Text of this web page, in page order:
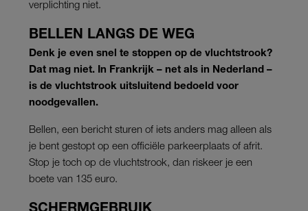
verplichting niet.
BELLEN LANGS DE WEG
Denk je even snel te stoppen op de vluchtstrook?
Dat mag niet. In Frankrijk – net als in Nederland –
is de vluchtstrook uitsluitend bedoeld voor
noodgevallen.
Bellen, een bericht sturen of iets anders mag alleen als
je bent gestopt op een officiële parkeerplaats of afrit.
Stop je toch op de vluchtstrook, dan riskeer je een
boete van 135 euro.
SCHERMGEBRUIK